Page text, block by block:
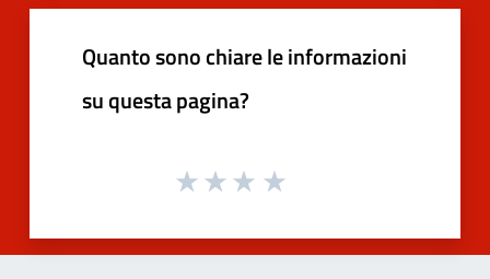
Quanto sono chiare le informazioni
su questa pagina?